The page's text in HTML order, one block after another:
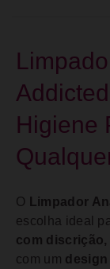
Higiene
O Limpador
escolha ideal
com
com um design